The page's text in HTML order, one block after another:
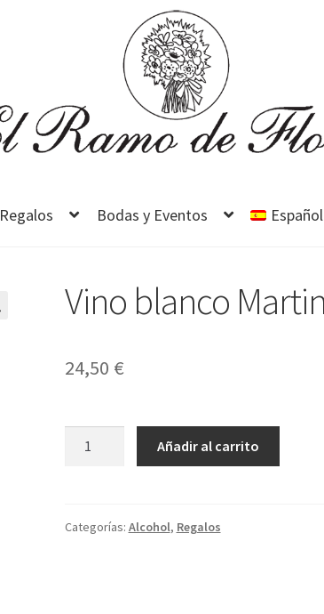
Regalos Bodas y Eventos Español
Vino blanco
24,50 €
Vino
Añadir al carrito
Categorías: Alcohol, Regalos